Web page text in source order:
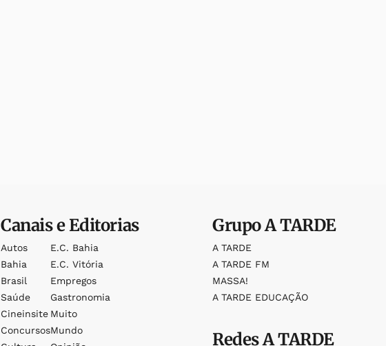
Canais e Editorias
Autos
Bahia
Brasil
Saúde
Cineinsite
Concursos
E.c. Bahia
E.c. Vitória
Empregos
Gastronomia
Muito
Mundo
GrupoA TARDE
A TARDE
A TARDE FM
MASSA!
A TARDE EDUCAÇÃO
RedesA TARDE